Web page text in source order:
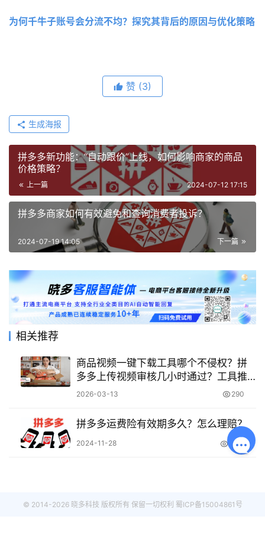
为何千牛子账号会分流不均？探究其背后的原因与优化策略
赞 (3)
生成海报
拼多多新功能：“自动跟价”上线，如何影响商家的商品
价格策略？
上一篇 2024-07-12 17:15
拼多多商家如何有效避免和查询消费者投诉？
下一篇
2024-07-19 14:05
相关推荐
商品视频一键下载工具哪个不侵权？拼
多多上传视频审核几小时通过？工具推
荐+过审技巧，轻松搞定电商视频！
2026-03-13 290
拼多多运费险有效期多久？怎么理赔？
2024-11-28 3.9K
© 2014-2026 晓多科技 版权所有 保留一切权利 蜀ICP备15004861号